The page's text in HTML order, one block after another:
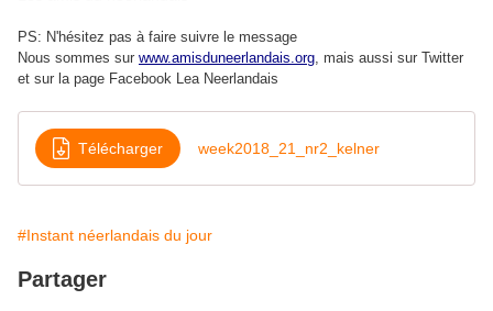
PS: N'hésitez pas à faire suivre le message
Nous sommes sur www.amisduneerlandais.org, mais aussi sur Twitter
et sur la page Facebook Lea Neerlandais
Télécharger week2018_21_nr2_kelner
#Instant néerlandais du jour
Partager